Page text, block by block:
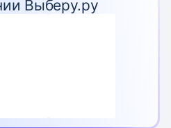
Выберу.ру